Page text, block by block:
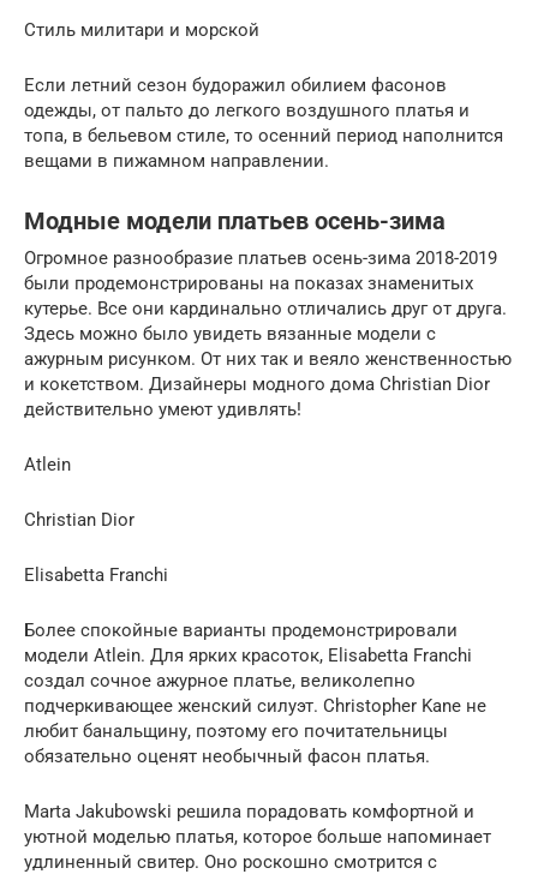
Стиль милитари и морской
Если летний сезон будоражил обилием фасонов
одежды, от пальто до легкого воздушного платья и
топа, в бельевом стиле, то осенний период наполнится
вещами в пижамном направлении.
Модные модели платьев осень-зима
Огромное разнообразие платьев осень-зима 2018-2019
были продемонстрированы на показах знаменитых
кутерье. Все они кардинально отличались друг от друга.
Здесь можно было увидеть вязанные модели с
ажурным рисунком. От них так и веяло женственностью
и кокетством. Дизайнеры модного дома Christian Dior
действительно умеют удивлять!
Atlein
Christian Dior
Elisabetta Franchi
Более спокойные варианты продемонстрировали
модели Atlein. Для ярких красоток, Elisabetta Franchi
создал сочное ажурное платье, великолепно
подчеркивающее женский силуэт. Christopher Kane не
любит банальщину, поэтому его почитательницы
обязательно оценят необычный фасон платья.
Marta Jakubowski решила порадовать комфортной и
уютной моделью платья, которое больше напоминает
удлиненный свитер. Оно роскошно смотрится с